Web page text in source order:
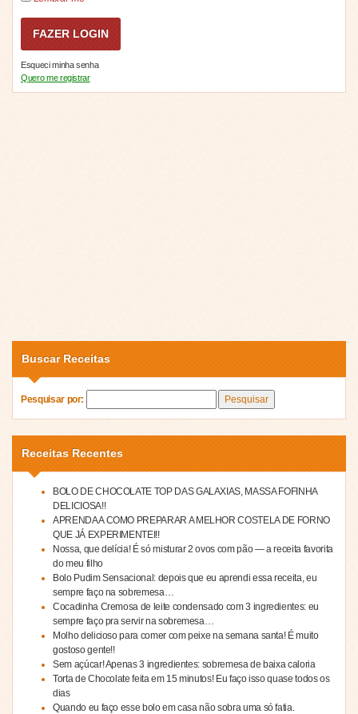
Esqueci minha senha
Quero me registrar
Buscar Receitas
Pesquisar por:
Receitas Recentes
BOLO DE CHOCOLATE TOP DAS GALAXIAS, MASSA FOFINHA
DELICIOSA!!
APRENDA A COMO PREPARAR A MELHOR COSTELA DE FORNO
QUE JÁ EXPERIMENTEI!!
Nossa, que delícia! É só misturar 2 ovos com pão — a receita favorita
do meu filho
Bolo Pudim Sensacional: depois que eu aprendi essa receita, eu
sempre faço na sobremesa…
Cocadinha Cremosa de leite condensado com 3 ingredientes: eu
sempre faço pra servir na sobremesa…
Molho delicioso para comer com peixe na semana santa! É muito
gostoso gente!!
Sem açúcar! Apenas 3 ingredientes: sobremesa de baixa caloria
Torta de Chocolate feita em 15 minutos! Eu faço isso quase todos os
dias
Quando eu faço esse bolo em casa não sobra uma só fatia.